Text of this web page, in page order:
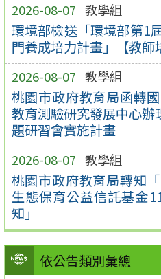
2026-08-07 教學組
環境部檢送「環境部第1
門養成培力計畫」【教
2026-08-07 教學組
桃園市政府教育局函轉
教育測驗研究發展中心
題研習會實施計畫
2026-08-07 教學組
桃園市政府教育局轉知
生態保育公益信託基金
知」
依公告類別彙總